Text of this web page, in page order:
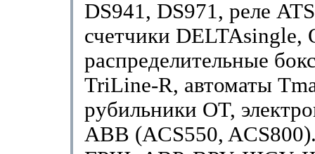
DS941, DS971, реле
счетчики DELTAsingle,
распределительные
TriLine-R, автоматы
рубильники OT,
ABB (ACS550,